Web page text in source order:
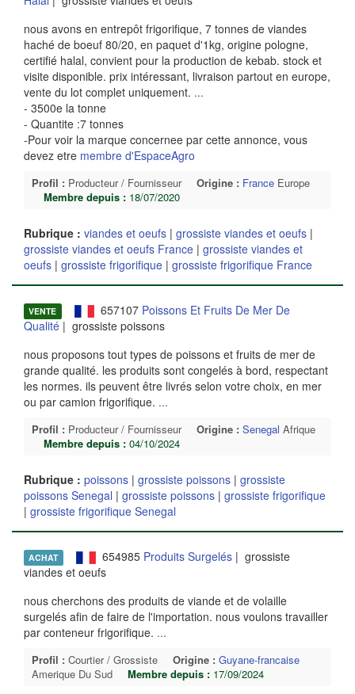
nous avons en entrepôt frigorifique, 7 tonnes de viandes
haché de boeuf 80/20, en paquet d'1kg, origine pologne,
certifié halal, convient pour la production de kebab. stock et
visite disponible. prix intéressant, livraison partout en europe,
vente du lot complet uniquement. ...
- 3500e la tonne
- Quantite :7 tonnes
-Pour voir la marque concernee par cette annonce, vous
devez etre membre d'EspaceAgro
Profil : Producteur / Fournisseur Origine : France Europe
Membre depuis : 18/07/2020
Rubrique : viandes et oeufs | grossiste viandes et oeufs |
grossiste viandes et oeufs France | grossiste viandes et
oeufs | grossiste frigorifique | grossiste frigorifique France
VENTE 657107 Poissons Et Fruits De Mer De
Qualité | grossiste poissons
nous proposons tout types de poissons et fruits de mer de
grande qualité. les produits sont congelés à bord, respectant
les normes. ils peuvent être livrés selon votre choix, en mer
ou par camion frigorifique. ...
Profil : Producteur / Fournisseur Origine : Senegal Afrique
Membre depuis : 04/10/2024
Rubrique : poissons | grossiste poissons | grossiste
poissons Senegal | grossiste poissons | grossiste frigorifique
| grossiste frigorifique Senegal
ACHAT 654985 Produits Surgelés| grossiste
viandes et oeufs
nous cherchons des produits de viande et de volaille
surgelés afin de faire de l'importation. nous voulons travailler
par conteneur frigorifique. ...
Profil : Courtier / Grossiste Origine : Guyane-francaise
Amerique Du Sud
Membre depuis : 17/09/2024